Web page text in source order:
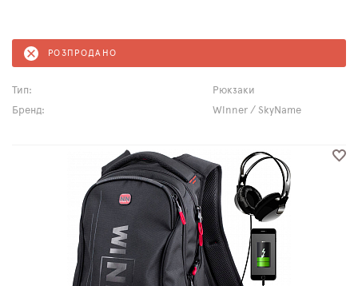
РОЗПРОДАНО
Тип:
Рюкзаки
Бренд:
Winner / SkyName